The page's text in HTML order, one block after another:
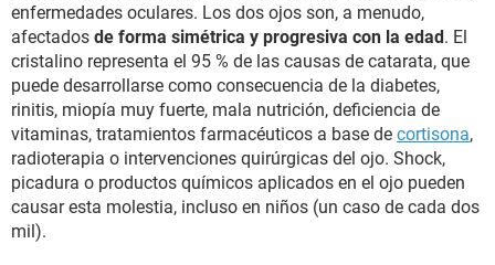
enfermedades oculares. Los dos ojos son, a menudo,
afectados de forma simétrica y progresiva con la edad. El
cristalino representa el 95 % de las causas de catarata, que
puede desarrollarse como consecuencia de la diabetes,
rinitis, miopía muy fuerte, mala nutrición, deficiencia de
vitaminas, tratamientos farmacéuticos a base de cortisona,
radioterapia o intervenciones quirúrgicas del ojo. Shock,
picadura o productos químicos aplicados en el ojo pueden
causar esta molestia, incluso en niños (un caso de cada dos
mil).